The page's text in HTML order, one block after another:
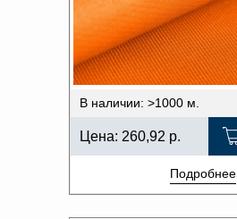
В наличии: >1000 м.
Цена: 260,92 р.
Подробнее